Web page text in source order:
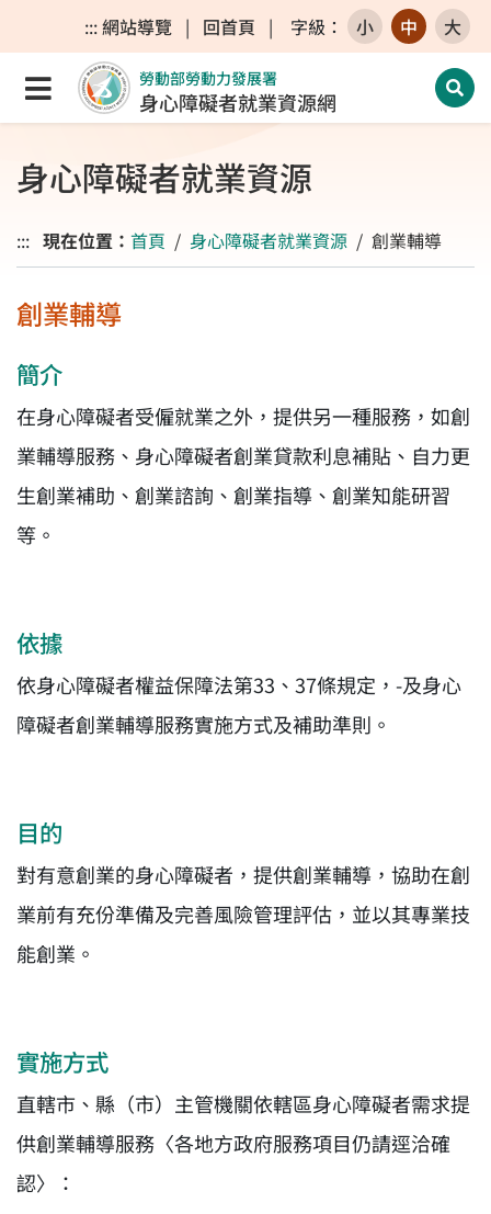
跳至主要內容區
跳至主要選單
跳至網站搜尋
:::網站導覽 | 回首頁 | 字級 ： 小 中 大
點選開啟選單
勞動部勞動力發展署
身心障礙者就業資源網 開
身心障礙者就業資源
::: 現在位置： 首頁 身心障礙者就業資源 創業輔導
創業輔導
簡介
在身心障礙者受僱就業之外，提供另一種服務，如創
業輔導服務、身心障礙者創業貸款利息補貼、自力更
生創業補助、創業諮詢、創業指導、創業知能研習
等。
依據
依身心障礙者權益保障法第33、37條規定，-及身心
障礙者創業輔導服務實施方式及補助準則。
目的
對有意創業的身心障礙者，提供創業輔導，協助在創
業前有充份準備及完善風險管理評估，並以其專業技
能創業。
實施方式
直轄市、縣（市）主管機關依轄區身心障礙者需求提
供創業輔導服務〈各地方政府服務項目仍請逕洽確
認〉：